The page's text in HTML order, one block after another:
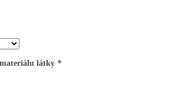
látky *